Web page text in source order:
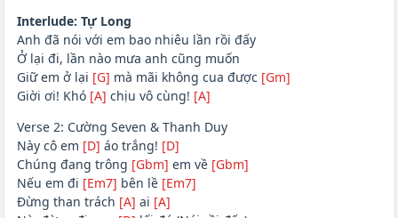
Interlude: Tự Long
Anh đã nói với em bao nhiêu lần rồi đấy
Ở lại đi, lần nào mưa anh cũng muốn
Giữ em ở lại [G] mà mãi không cua được [Gm]
Giời ơi! Khó [A] chịu vô cùng! [A]
Verse 2: Cường Seven & Thanh Duy
Này cô em [D] áo trắng! [D]
Chúng đang trông [Gbm] em về [Gbm]
Nếu em đi [Em7] bên lề [Em7]
Đừng than trách [A] ai [A]